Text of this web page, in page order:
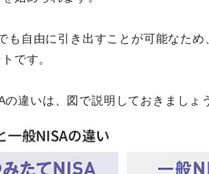
も自由に引き出すことが可能なため
です。
違いは、図で説明しておきましょ